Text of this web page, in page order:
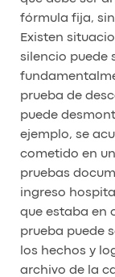
fórmula fija,
Existen
silencio puede
prueba de
puede
ejemplo, se
cometido en
pruebas
ingreso
que estaba en
prueba puede
los hechos y
archivo de la